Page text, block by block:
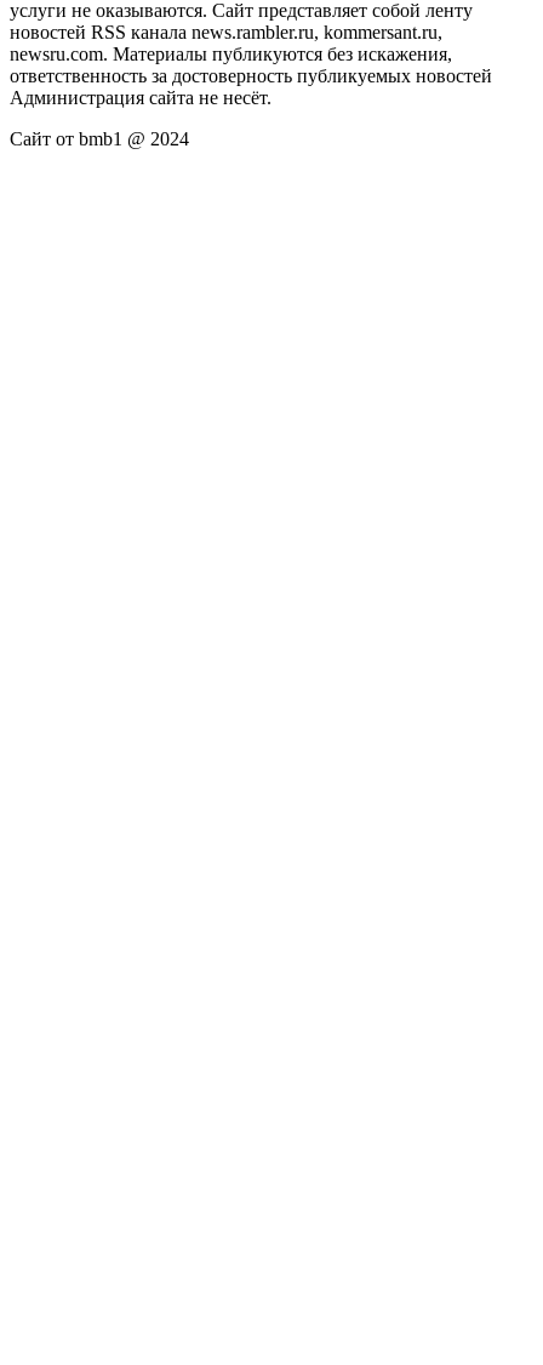
услуги не оказываются. Сайт представляет собой ленту
новостей RSS канала news.rambler.ru, kommersant.ru,
newsru.com. Материалы публикуются без искажения,
ответственность за достоверность публикуемых новостей
Администрация сайта не несёт.
Сайт от bmb1 @ 2024